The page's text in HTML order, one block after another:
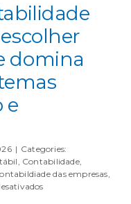
domina
e
| Categories:
Contabilidade,
das empresas
em